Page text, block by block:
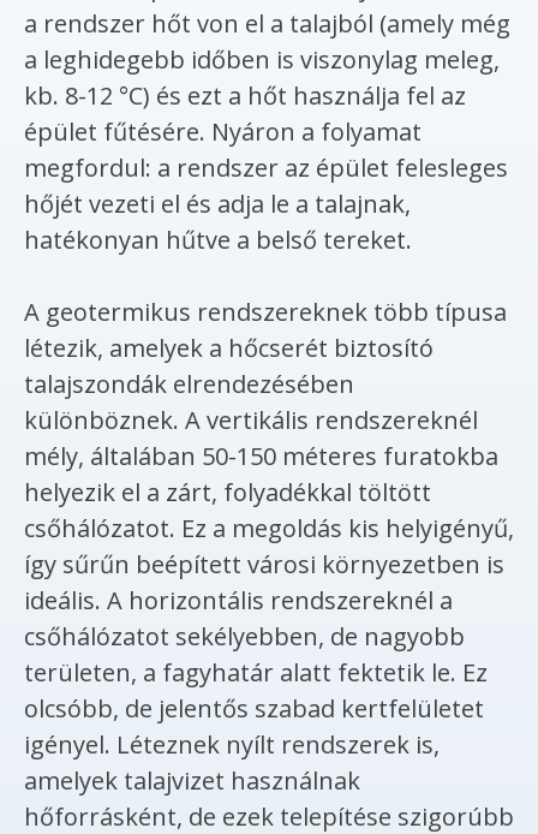
a rendszer hőt von el a talajból (amely még
a leghidegebb időben is viszonylag meleg,
kb. 8-12 °C) és ezt a hőt használja fel az
épület fűtésére. Nyáron a folyamat
megfordul: a rendszer az épület felesleges
hőjét vezeti el és adja le a talajnak,
hatékonyan hűtve a belső tereket.
A geotermikus rendszereknek több típusa
létezik, amelyek a hőcserét biztosító
talajszondák elrendezésében
különböznek. A vertikális rendszereknél
mély, általában 50-150 méteres furatokba
helyezik el a zárt, folyadékkal töltött
csőhálózatot. Ez a megoldás kis helyigényű,
így sűrűn beépített városi környezetben is
ideális. A horizontális rendszereknél a
csőhálózatot sekélyebben, de nagyobb
területen, a fagyhatár alatt fektetik le. Ez
olcsóbb, de jelentős szabad kertfelületet
igényel. Léteznek nyílt rendszerek is,
amelyek talajvizet használnak
hőforrásként, de ezek telepítése szigorúbb